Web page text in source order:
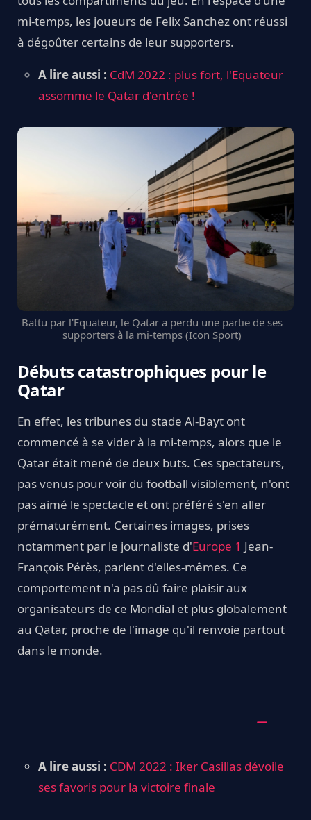
mi-temps, les joueurs de Felix Sanchez ont réussi
à dégoûter certains de leur supporters.
A lire aussi : CdM 2022 : plus fort, l'Equateur
assomme le Qatar d'entrée !
Battu par l'Equateur, le Qatar a perdu une partie de ses
supporters à la mi-temps (Icon Sport)
Débuts catastrophiques pour le
Qatar
En effet, les tribunes du stade Al-Bayt ont
commencé à se vider à la mi-temps, alors que le
Qatar était mené de deux buts. Ces spectateurs,
pas venus pour voir du football visiblement, n'ont
pas aimé le spectacle et ont préféré s'en aller
prématurément. Certaines images, prises
notamment par le journaliste d'Europe 1 Jean-
François Pérès, parlent d'elles-mêmes. Ce
comportement n'a pas dû faire plaisir aux
organisateurs de ce Mondial et plus globalement
au Qatar, proche de l'image qu'il renvoie partout
dans le monde.
A lire aussi : CDM 2022 : Iker Casillas dévoile
ses favoris pour la victoire finale